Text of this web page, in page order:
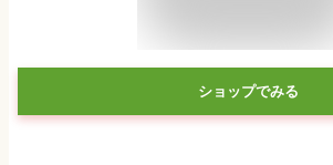
ショップでみる